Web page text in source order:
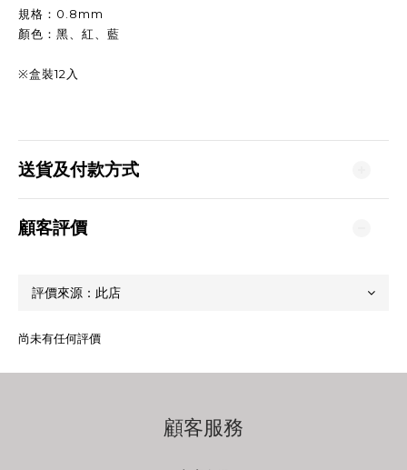
規格：0.8mm
顏色：黑、紅、藍
※盒裝12入
送貨及付款方式
顧客評價
尚未有任何評價
顧客服務